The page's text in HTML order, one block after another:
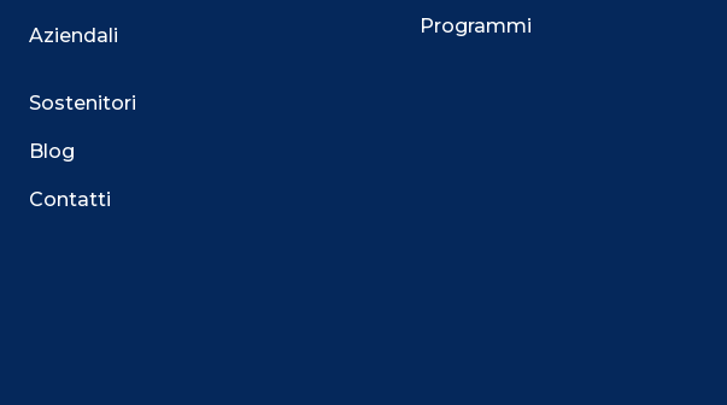
Aziendali
Sostenitori
Blog
Contatti
Programmi